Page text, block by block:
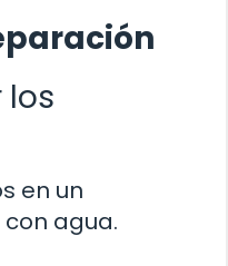
los
en un
agua.